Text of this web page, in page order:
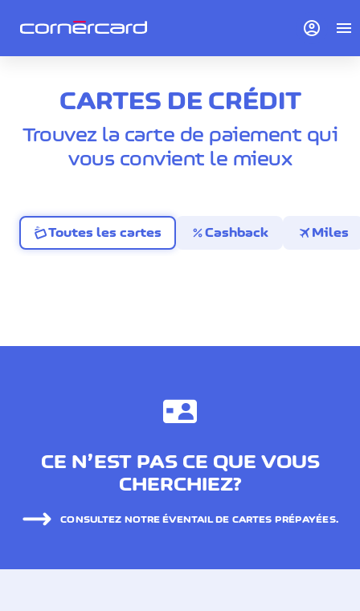
CARTES DE CRÉDIT
Trouvez la carte de paiement qui
vous convient le mieux
Toutes les cartes percentCashback travel Miles
CE N’EST PAS CE QUE VOUS
CHERCHIEZ?
CONSULTEZ NOTRE ÉVENTAIL DE CARTES PRÉPAYÉES.
account_circle menu